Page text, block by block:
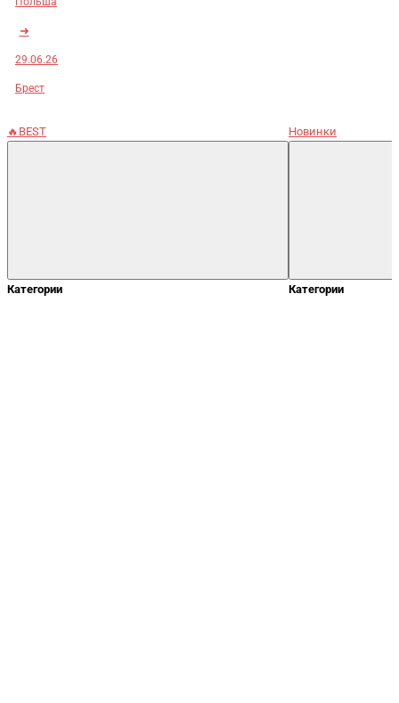
➜
29.06.26
Брест
🔥BEST
Категории
Новинки
Категории